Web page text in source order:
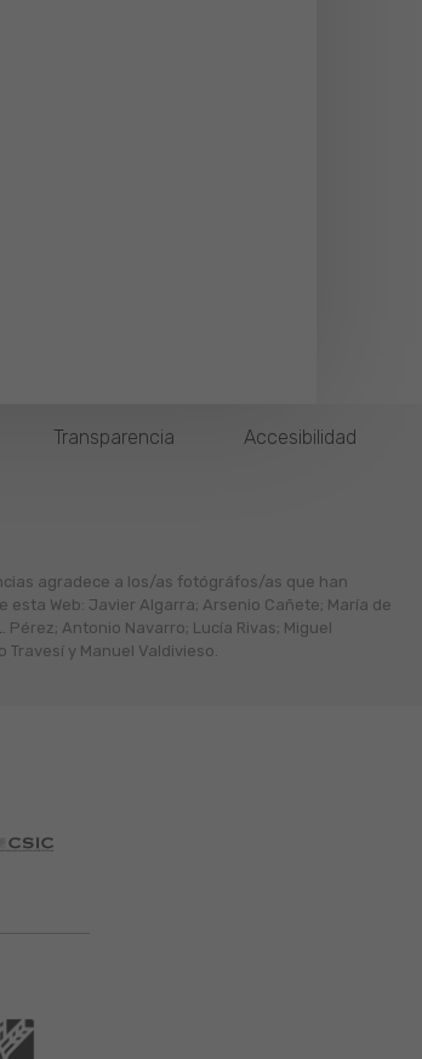
Transparencia Accesibilidad
agradece a los/as fotógráfos/as que han
esta Web: Javier Algarra; Arsenio Cañete; María de
Pérez; Antonio Navarro; Lucía Rivas; Miguel
Travesí y Manuel Valdivieso.